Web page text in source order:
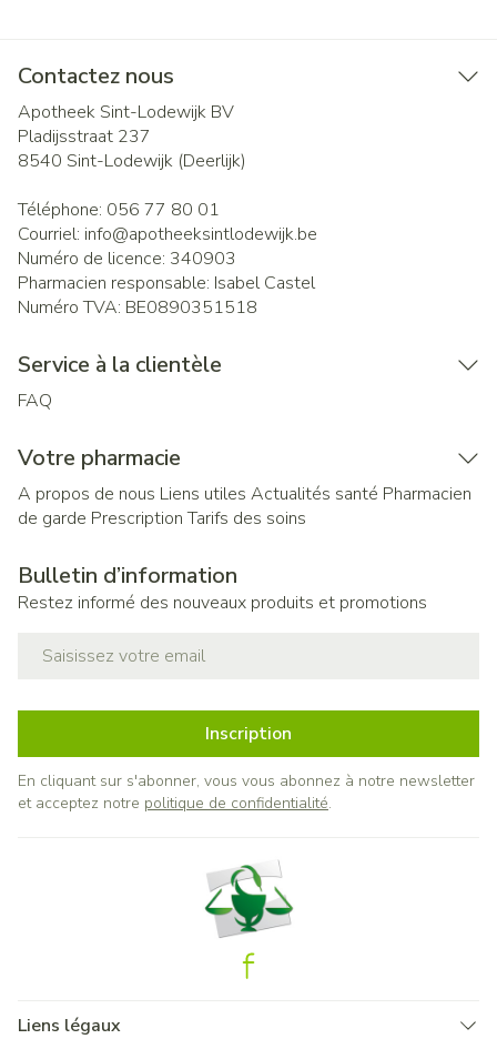
Contactez nous
Apotheek Sint-Lodewijk BV
Pladijsstraat 237
8540 Sint-Lodewijk (Deerlijk)
Téléphone: 056 77 80 01
Courriel: info@apotheeksintlodewijk.be
Numéro de licence: 340903
Pharmacien responsable: Isabel Castel
Numéro TVA: BE0890351518
Service à la clientèle
FAQ
Votre pharmacie
A propos de nous Liens utiles Actualités santé Pharmacien
de garde Prescription Tarifs des soins
Bulletin d’information
Restez informé des nouveaux produits et promotions
Inscription
En cliquant sur s'abonner, vous vous abonnez à notre newsletter
et acceptez notre politique de confidentialité.
Liens légaux